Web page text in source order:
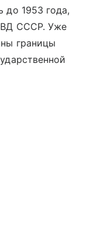
до 1953 года,
СССР. Уже
границы